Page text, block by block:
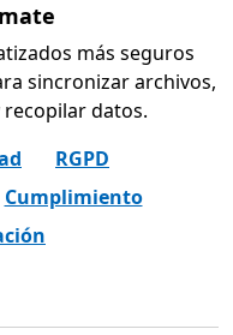
más seguros
sincronizar archivos,
datos.
RGPD
Cumplimiento